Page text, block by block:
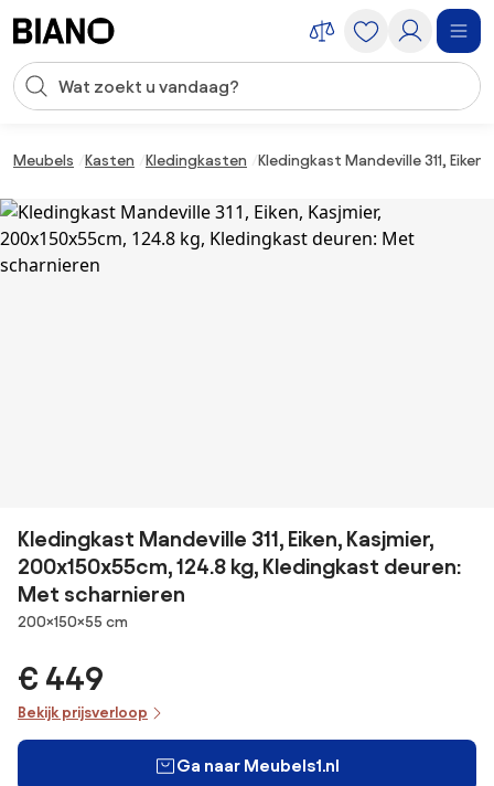
Zoekopdracht invoeren
Meubels Kasten Kledingkasten Kledingkast Mandeville 311,
Kledingkast Mandeville 311, Eiken, Kasjmier,
200x150x55cm, 124.8 kg, Kledingkast deuren:
Met scharnieren
Afmetingen
200×150×55 cm
€ 449
Bekijk prijsverloop
Ga naar Meubels1.nl